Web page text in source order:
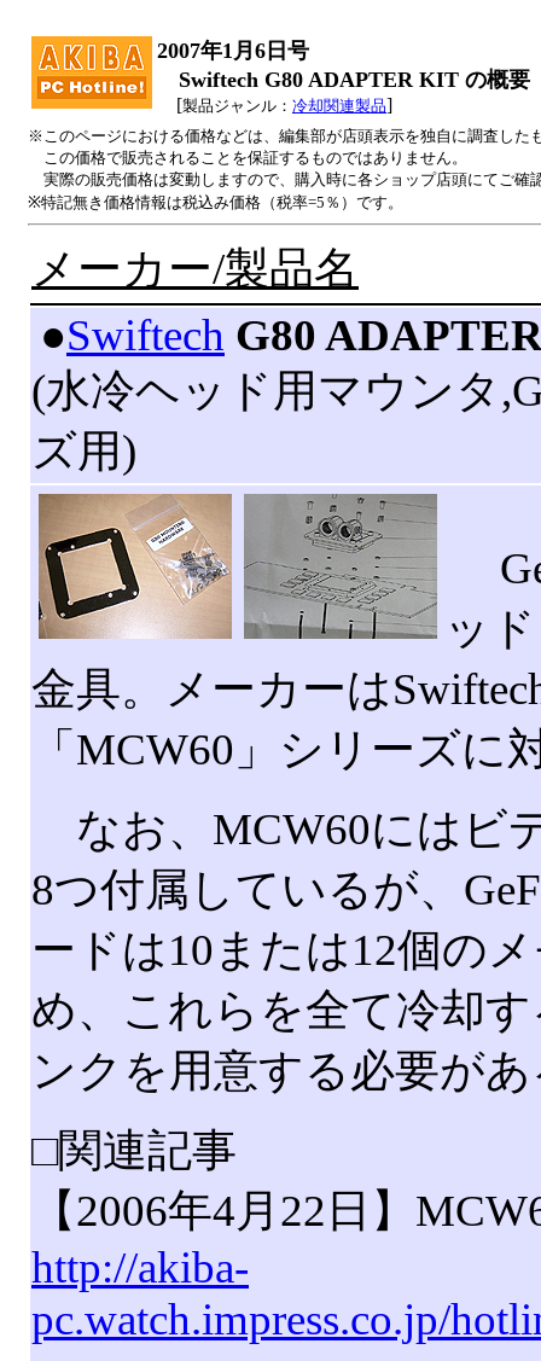
2007年1月6日号
Swiftech G80 ADAPTER KIT の概要
[製品ジャンル： 冷却関連製品]
※このページにおける価格などは、編集部が店頭表示を独自に調査した
この価格で販売されることを保証するものではありません。
実際の販売価格は変動しますので、購入時に各ショップ店頭にてご確
※特記無き価格情報は税込み価格（税率=5％）です。
メーカー/製品名
●Swiftech G80
(水冷ヘッド用マウンタ
ズ用)
ッ
金具。メーカーは
「MCW60」シリーズに
なお、MCW60にはビ
8つ付属しているが、
ードは10または12個の
め、これらを全て冷却
ンクを用意する必要が
□関連記事
【2006年4月22日】
http://akiba-
pc.watch.impress.co.jp/